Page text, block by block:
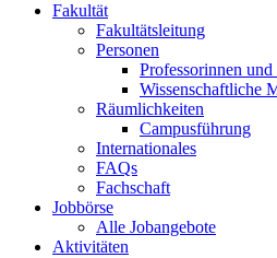
Fakultät
Fakultätsleitung
Personen
Professorinnen und
Wissenschaftliche
Räumlichkeiten
Campusführung
Internationales
FAQs
Fachschaft
Jobbörse
Alle Jobangebote
Aktivitäten